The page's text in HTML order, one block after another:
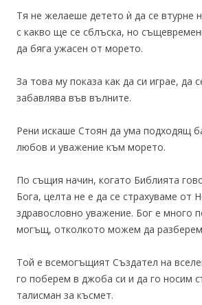
Тя не желаеше детето ѝ да се втурне
с какво ще се сблъска, но
да бяга ужасен от морето.
За това му показа как да си играе, да
забавлява във вълните.
Рени искаше Стоян да ума подходящ
любов и уважение към морето.
По същия начин, когато Библията
Бога, целта не е да се страхуваме от
здравословно уважение. Бог е много
могъщ, отколкото можем да
Той е всемогъщият Създател на
го поберем в джоба си и да го носим
талисман за късмет.